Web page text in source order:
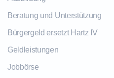
Beratung und Unterstützung
Bürgergeld ersetzt Hartz IV
Geldleistungen
Jobbörse